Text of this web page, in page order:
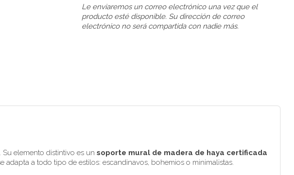
Le enviaremos un correo electrónico una vez que el
producto esté disponible. Su dirección de correo
electrónico no será compartida con nadie más.
elemento distintivo es un soporte mural de madera de haya certificada
adapta a todo tipo de estilos: escandinavos, bohemios o minimalistas.